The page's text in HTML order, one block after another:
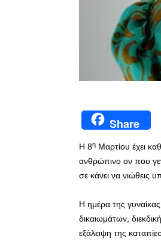
Share
Η 8η Μαρτίου έχει
ανθρώπινο ον που
σε κάνει να νιώθεις
Η ημέρα της
δικαιωμάτων,
εξάλειψη της